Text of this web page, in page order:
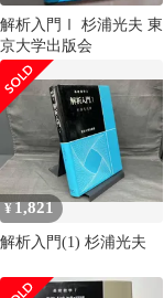
解析入門Ⅰ 杉浦光夫 東
京大学出版会
¥1,821
解析入門(1) 杉浦光夫